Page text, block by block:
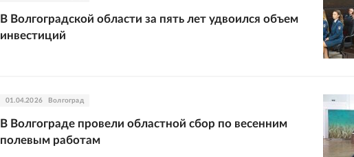
В Волгоградской области за пять лет удвоился объем
инвестиций
01.04.2026 Волгоград
В Волгограде провели областной сбор по весенним
полевым работам